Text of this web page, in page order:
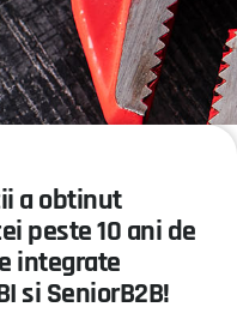
a obtinut
peste 10 ani de
integrate
si SeniorB2B!